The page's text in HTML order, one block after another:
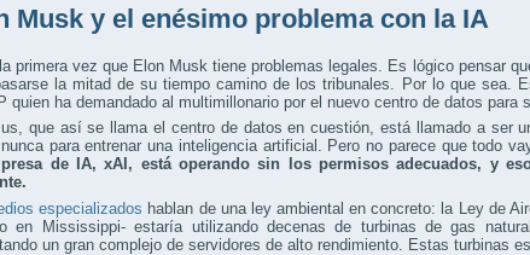
Musk y el enésimo problema con la IA
primera vez que Elon Musk tiene problemas legales. Es lógico pensar
la mitad de su tiempo camino de los tribunales. Por lo que sea.
quien ha demandado al multimillonario por el nuevo centro de datos para
que así se llama el centro de datos en cuestión, está llamado a ser
para entrenar una inteligencia artificial. Pero no parece que todo
de IA, xAI, está operando sin los permisos adecuados, y
especializados hablan de una ley ambiental en concreto: la Ley de
en Mississippi- estaría utilizando decenas de turbinas de gas
un gran complejo de servidores de alto rendimiento. Estas turbinas